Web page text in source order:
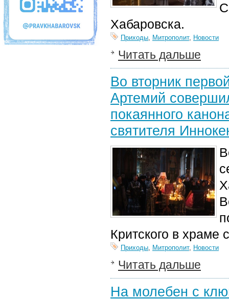
Хабаровска.
Приходы, Митрополит, Новости
Читать дальше
Во вторник
Артемий
покаянного
святителя
Критского в храме
Приходы, Митрополит, Новости
Читать дальше
На молебен с